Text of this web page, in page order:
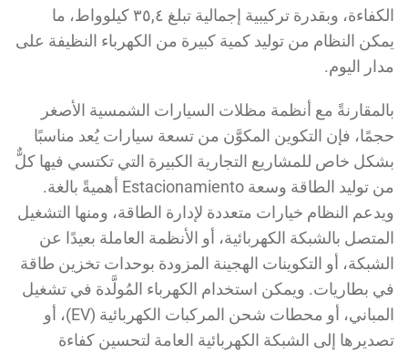
الكفاءة، وبقدرة تركيبية إجمالية تبلغ ٣٥,٤ كيلوواط، ما
النظام من توليد كمية كبيرة من الكهرباء النظيفة على
اليوم.
مع أنظمة مظلات السيارات الشمسية الأصغر
فإن التكوين المكوَّن من تسعة سيارات يُعد مناسبًا
خاص للمشاريع التجارية الكبيرة التي تكتسي فيها كلٌّ
من توليد الطاقة وسعة Estacionamiento أهميةً بالغة.
النظام خيارات متعددة لإدارة الطاقة، ومنها التشغيل
بالشبكة الكهربائية، أو الأنظمة العاملة بعيدًا عن
أو التكوينات الهجينة المزودة بوحدات تخزين طاقة
بطاريات. ويمكن استخدام الكهرباء المُولَّدة في تشغيل
المباني، أو محطات شحن المركبات الكهربائية (EV)، أو
إلى الشبكة الكهربائية العامة لتحسين كفاءة